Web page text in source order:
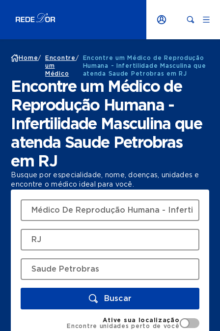
Home/
Encontre
um
Médico
/
Encontre um Médico de Reprodução
Humana - Infertilidade Masculina que
atenda Saude Petrobras em RJ
Encontre um Médico de
Reprodução Humana -
Infertilidade Masculina que
atenda Saude Petrobras
em RJ
Busque por especialidade, nome, doenças, unidades e
encontre o médico ideal para você.
Buscar
Ative sua localização
Encontre unidades perto de você